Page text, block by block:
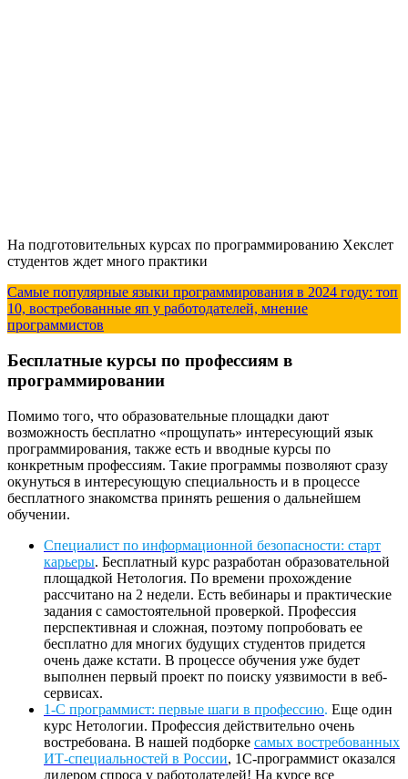
На подготовительных курсах по программированию Хекслет
студентов ждет много практики
Самые популярные языки программирования в 2024 году: топ
10, востребованные яп у работодателей, мнение
программистов
Бесплатные курсы по профессиям в
программировании
Помимо того, что образовательные площадки дают
возможность бесплатно «прощупать» интересующий язык
программирования, также есть и вводные курсы по
конкретным профессиям. Такие программы позволяют сразу
окунуться в интересующую специальность и в процессе
бесплатного знакомства принять решения о дальнейшем
обучении.
Специалист по информационной безопасности: старт
карьеры. Бесплатный курс разработан образовательной
площадкой Нетология. По времени прохождение
рассчитано на 2 недели. Есть вебинары и практические
задания с самостоятельной проверкой. Профессия
перспективная и сложная, поэтому попробовать ее
бесплатно для многих будущих студентов придется
очень даже кстати. В процессе обучения уже будет
выполнен первый проект по поиску уязвимости в веб-
сервисах.
1-С программист: первые шаги в профессию. Еще один
курс Нетологии. Профессия действительно очень
востребована. В нашей подборке самых востребованных
ИТ-специальностей в России, 1С-программист оказался
лидером спроса у работодателей! На курсе все